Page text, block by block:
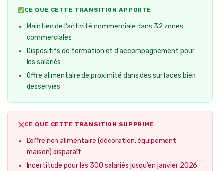
CE QUE CETTE TRANSITION APPORTE
Maintien de l’activité commerciale dans 32 zones
commerciales
Dispositifs de formation et d’accompagnement pour
les salariés
Offre alimentaire de proximité dans des surfaces bien
desservies
CE QUE CETTE TRANSITION SUPPRIME
L’offre non alimentaire (décoration, équipement
maison) disparaît
Incertitude pour les 300 salariés jusqu’en janvier 2026